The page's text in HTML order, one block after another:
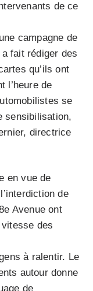
de ce
campagne de
fait rédiger des
qu’ils ont
l’heure de
se
sensibilisation,
directrice
en vue de
de
Avenue ont
des
à ralentir. Le
autour donne
de